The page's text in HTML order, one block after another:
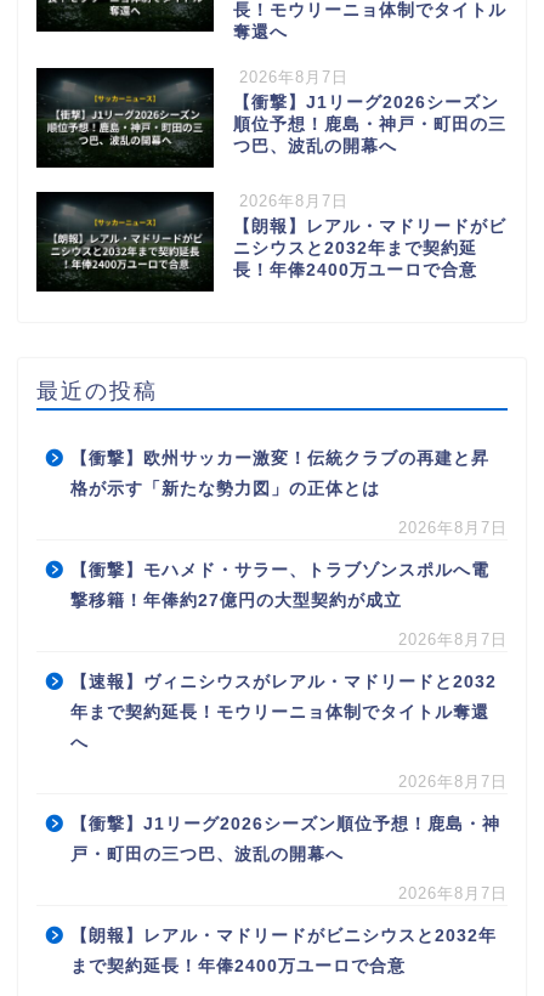
長！モウリーニョ体制でタイトル
奪還へ
2026年8月7日
【衝撃】J1リーグ2026シーズン
順位予想！鹿島・神戸・町田の三
つ巴、波乱の開幕へ
2026年8月7日
【朗報】レアル・マドリードがビ
ニシウスと2032年まで契約延
長！年俸2400万ユーロで合意
最近の投稿
【衝撃】欧州サッカー激変！伝統クラブの再建と昇
格が示す「新たな勢力図」の正体とは
2026年8月7日
【衝撃】モハメド・サラー、トラブゾンスポルへ電
撃移籍！年俸約27億円の大型契約が成立
2026年8月7日
【速報】ヴィニシウスがレアル・マドリードと2032
年まで契約延長！モウリーニョ体制でタイトル奪還
へ
2026年8月7日
【衝撃】J1リーグ2026シーズン順位予想！鹿島・神
戸・町田の三つ巴、波乱の開幕へ
2026年8月7日
【朗報】レアル・マドリードがビニシウスと2032年
まで契約延長！年俸2400万ユーロで合意